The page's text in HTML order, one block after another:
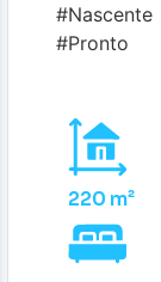
#Nascente
#Pronto
220 m²